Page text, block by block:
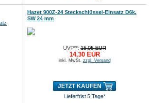
Hazet 900Z-24 Steckschlüssel-Einsatz D6k.
SW 24 mm
UVP**:15,05 EUR
14,30 EUR
inkl. MwSt. zzgl. Versand
JETZT KAUFEN
Lieferfrist 5 Tage*